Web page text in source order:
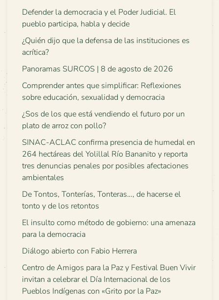
Defender la democracia y el Poder Judicial. El
pueblo participa, habla y decide
¿Quién dijo que la defensa de las instituciones es
acrítica?
Panoramas SURCOS | 8 de agosto de 2026
Comprender antes que simplificar: Reflexiones
sobre educación, sexualidad y democracia
¿Sos de los que está vendiendo el futuro por un
plato de arroz con pollo?
SINAC-ACLAC confirma presencia de humedal en
264 hectáreas del Yolillal Río Bananito y reporta
tres denuncias penales por posibles afectaciones
ambientales
De Tontos, Tonterías, Tonteras…, de hacerse el
tonto y de los retontos
El insulto como método de gobierno: una amenaza
para la democracia
Diálogo abierto con Fabio Herrera
Centro de Amigos para la Paz y Festival Buen Vivir
invitan a celebrar el Día Internacional de los
Pueblos Indígenas con «Grito por la Paz»